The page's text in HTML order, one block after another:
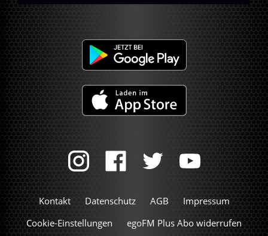
Kontakt Datenschutz AGB
Impressum
Cookie-Einstellungen
egoFM Plus Abo widerrufen